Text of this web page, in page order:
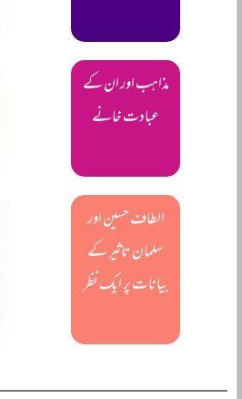
مذاہب اور ان کے
عبادت خانے
الطاف حسین اور
سلمان تاثیر کے
بیانات پر ایک نظر